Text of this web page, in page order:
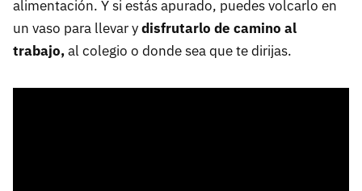
alimentación. Y si estás apurado, puedes volcarlo en
un vaso para llevar ydisfrutarlo de camino al
trabajo,al colegio o donde sea que te dirijas.